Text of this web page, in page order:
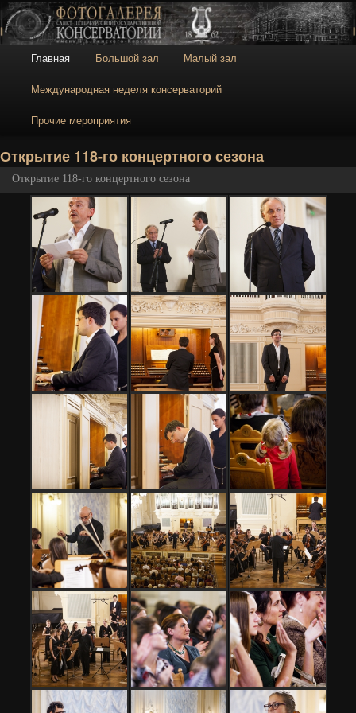
Галерея
Галерея Санкт-
Петербургской
консерватории
Главное меню
Перейти к основному содержимому
Перейти к дополнительному содержимому
Главная Большой зал Малый зал
Международная неделя консерваторий
Прочие мероприятия
Открытие 118-го концертного сезона
Открытие 118-го концертного сезона